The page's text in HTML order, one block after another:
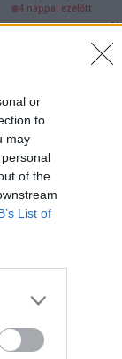
or
to
may
of the
List of
4 nappal ezelőtt
A magyar
12 nappal ezelőtt
Miért választ
gumit?
12 nappal ezelőtt
Több magyar
milliárdos
13 nappal ezelőtt
36 ezer
november végéig